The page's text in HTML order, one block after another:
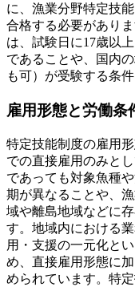
に、漁業分野特定技
合格する必要があり
は、試験日に17歳以
であることや、国内
も可）が受験する条件
雇用形態と労働条
特定技能制度の雇用
での直接雇用のみと
であっても対象魚種
期が異なることや、
域や離島地域などに
す。地域内における
用・支援の一元化と
め、直接雇用形態に
められています。特